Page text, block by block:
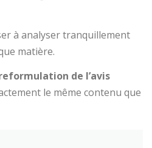
à analyser tranquillement
matière.
de l’avis
le même contenu que